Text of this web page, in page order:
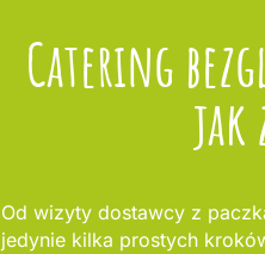
Catering
jak
Od wizyty dostawcy z
jedynie kilka prostych